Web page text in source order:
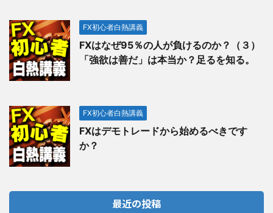
FX初心者白熱講義
FXはなぜ95％の人が負けるのか？（３）
「強欲は善だ」は本当か？足るを知る。
FX初心者白熱講義
FXはデモトレードから始めるべきです
か？
最近の投稿